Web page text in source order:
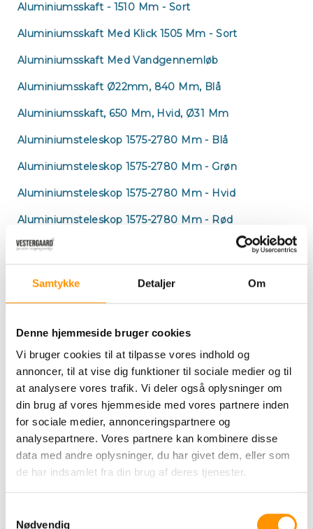
Samtykke Detaljer Om
Denne hjemmeside bruger cookies
Vi bruger cookies til at tilpasse vores indhold og
annoncer, til at vise dig funktioner til sociale medier og til
at analysere vores trafik. Vi deler også oplysninger om
din brug af vores hjemmeside med vores partnere inden
for sociale medier, annonceringspartnere og
analysepartnere. Vores partnere kan kombinere disse
data med andre oplysninger, du har givet dem, eller som
de har indsamlet fra din brug af deres tjenester.
Nødvendig
og
Aluminiumsskaft - 1510 Mm - Sort
Aluminiumsskaft Med Klick 1505 Mm - Sort
Aluminiumsskaft Med Vandgennemløb
Aluminiumsskaft Ø22mm, 840 Mm, Blå
Aluminiumsskaft, 650 Mm, Hvid, Ø31 Mm
Aluminiumsteleskop 1575-2780 Mm - Blå
Aluminiumsteleskop 1575-2780 Mm - Grøn
Aluminiumsteleskop 1575-2780 Mm - Hvid
Aluminiumsteleskop 1575-2780 Mm - Rød
Aluskaft 140 Cm Til Rasant
Aluskaft Med Gevind - 130,5 Cm
Aluskaft Med Gevind - 150 Cm
Aluskaft Med Vandgennemløb, Ergo
Åndedrætsværn THOR M/ventil - 10 Stk
Ansigtsservietter 2-Lags - 4000 Stk
Autobørste Med Vandgennemløb, 230 Mm
Autobørste Med Vandgennemløb, 250 Mm